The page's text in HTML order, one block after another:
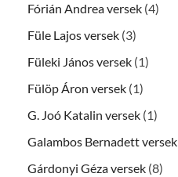
Fórián Andrea versek (4)
Füle Lajos versek (3)
Füleki János versek (1)
Fülöp Áron versek (1)
G. Joó Katalin versek (1)
Galambos Bernadett versek
Gárdonyi Géza versek (8)